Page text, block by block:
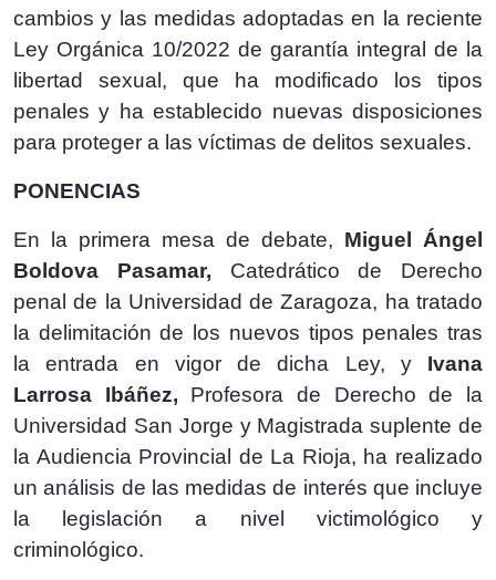
cambios y las medidas adoptadas en la reciente
Ley Orgánica 10/2022 de garantía integral de la
libertad sexual, que ha modificado los tipos
penales y ha establecido nuevas disposiciones
para proteger a las víctimas de delitos sexuales.
PONENCIAS
En la primera mesa de debate, Miguel Ángel
Boldova Pasamar, Catedrático de Derecho
penal de la Universidad de Zaragoza, ha tratado
la delimitación de los nuevos tipos penales tras
la entrada en vigor de dicha Ley, y Ivana
Larrosa Ibáñez, Profesora de Derecho de la
Universidad San Jorge y Magistrada suplente de
la Audiencia Provincial de La Rioja, ha realizado
un análisis de las medidas de interés que incluye
la legislación a nivel victimológico y
criminológico.